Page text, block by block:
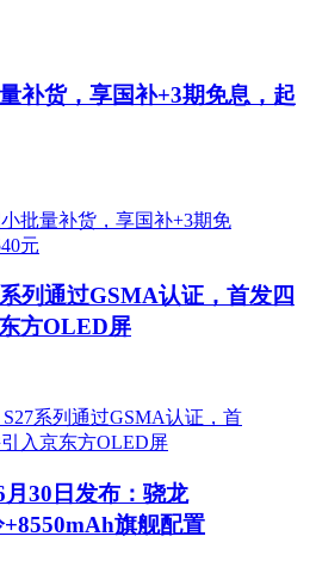
补货，享国补+3期免息，起
列通过GSMA认证，首发四
方OLED屏
30日发布：骁龙
旗舰配置